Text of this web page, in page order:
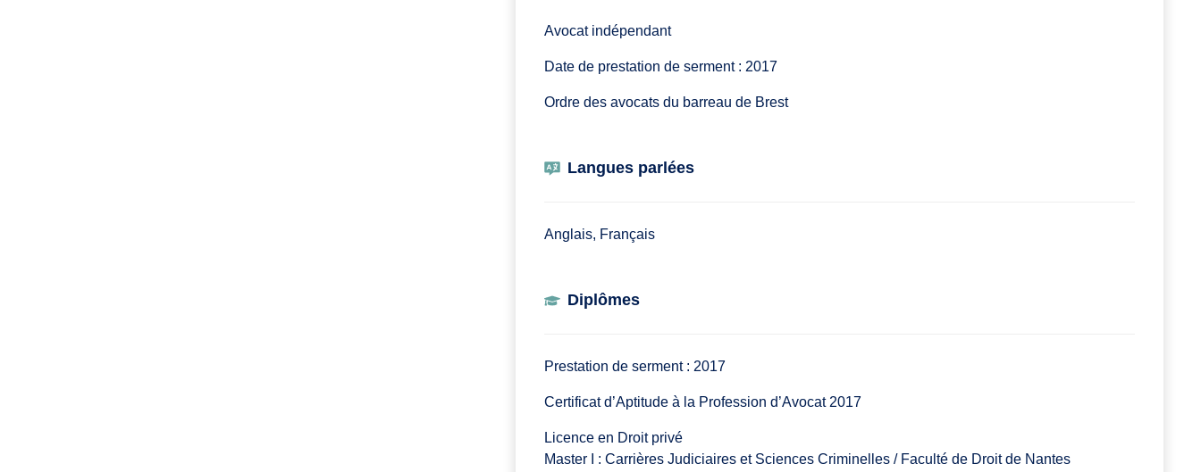
Avocat indépendant
Date de prestation de serment : 2017
Ordre des avocats du barreau de Brest
Langues parlées
Anglais, Français
Diplômes
Prestation de serment : 2017
Certificat d’Aptitude à la Profession d’Avocat 2017
Licence en Droit privé
Master I : Carrières Judiciaires et Sciences Criminelles / Faculté de Droit de Nantes